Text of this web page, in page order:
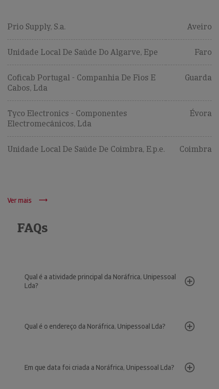
Prio Supply, S.a. Aveiro
Unidade Local De Saúde Do Algarve, Epe Faro
Coficab Portugal - Companhia De Fios E
Cabos, Lda
Guarda
Tyco Electronics - Componentes
Electromecânicos, Lda
Évora
Unidade Local De Saúde De Coimbra, E.p.e. Coimbra
Ver mais
FAQs
Qual é a atividade principal da Noráfrica, Unipessoal
Lda?
Qual é o endereço da Noráfrica, Unipessoal Lda?
Em que data foi criada a Noráfrica, Unipessoal Lda?